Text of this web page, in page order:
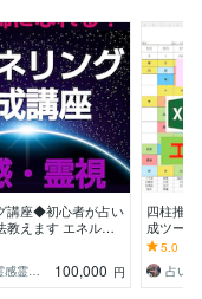
講座◆初心者が占い
教えます エネルギ
占い師としてデビ
☆ミ
マリー✨霊感霊視占い✨気持ち、復縁、複雑
100,000 円
四柱推
成ツー
派に対
冲等も
5.0